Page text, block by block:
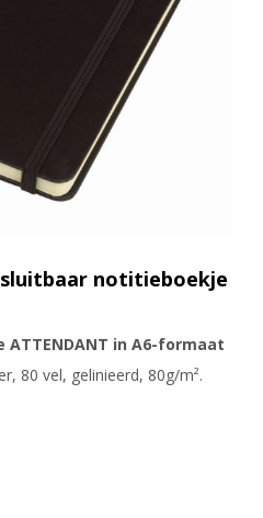
notitieboekje
in A6-formaat
80 vel, gelinieerd, 80g/m².